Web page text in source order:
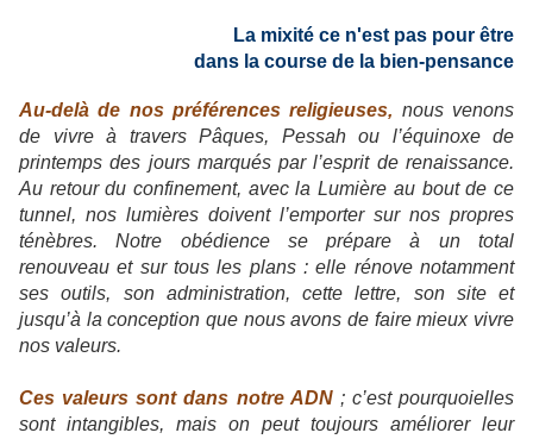
La mixité ce n'est pas pour être
dans la course de la bien-pensance
Au-delà de nos préférences religieuses, nous venons
de vivre à travers Pâques, Pessah ou l’équinoxe de
printemps des jours marqués par l’esprit de renaissance.
Au retour du confinement, avec la Lumière au bout de ce
tunnel, nos lumières doivent l’emporter sur nos propres
ténèbres. Notre obédience se prépare à un total
renouveau et sur tous les plans : elle rénove notamment
ses outils, son administration, cette lettre, son site et
jusqu’à la conception que nous avons de faire mieux vivre
nos valeurs.
Ces valeurs sont dans notre ADN; c’est pourquoielles
sont intangibles, mais on peut toujours améliorer leur